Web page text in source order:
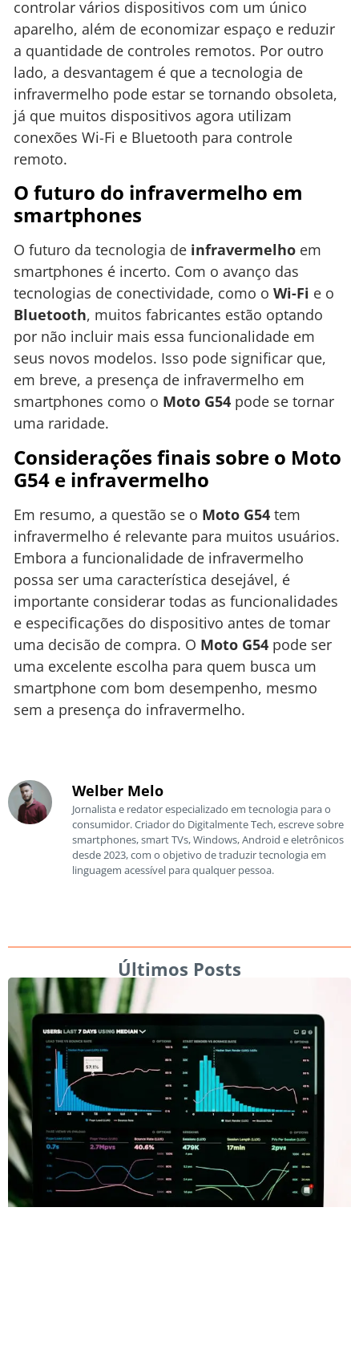
controlar vários dispositivos com um único
aparelho, além de economizar espaço e reduzir
a quantidade de controles remotos. Por outro
lado, a desvantagem é que a tecnologia de
infravermelho pode estar se tornando obsoleta,
já que muitos dispositivos agora utilizam
conexões Wi-Fi e Bluetooth para controle
remoto.
O futuro do infravermelho em
smartphones
O futuro da tecnologia de infravermelho em
smartphones é incerto. Com o avanço das
tecnologias de conectividade, como o Wi-Fi e o
Bluetooth, muitos fabricantes estão optando
por não incluir mais essa funcionalidade em
seus novos modelos. Isso pode significar que,
em breve, a presença de infravermelho em
smartphones como o Moto G54 pode se tornar
uma raridade.
Considerações finais sobre o Moto
G54 e infravermelho
Em resumo, a questão se o Moto G54 tem
infravermelho é relevante para muitos usuários.
Embora a funcionalidade de infravermelho
possa ser uma característica desejável, é
importante considerar todas as funcionalidades
e especificações do dispositivo antes de tomar
uma decisão de compra. O Moto G54 pode ser
uma excelente escolha para quem busca um
smartphone com bom desempenho, mesmo
sem a presença do infravermelho.
Welber Melo
Jornalista e redator especializado em tecnologia para o
consumidor. Criador do Digitalmente Tech, escreve sobre
smartphones, smart TVs, Windows, Android e eletrônicos
desde 2023, com o objetivo de traduzir tecnologia em
linguagem acessível para qualquer pessoa.
Últimos Posts